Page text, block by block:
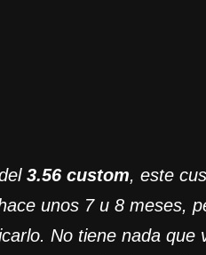
3.56 custom, este
unos 7 u 8 meses,
No tiene nada que